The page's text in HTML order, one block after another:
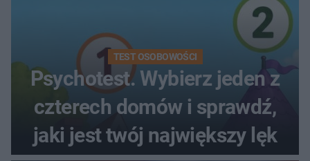
TEST OSOBOWOŚCI
Psychotest. Wybierz jeden z
czterech domów i sprawdź,
jaki jest twój największy lęk